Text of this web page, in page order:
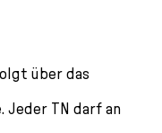
über das
Jeder TN darf an